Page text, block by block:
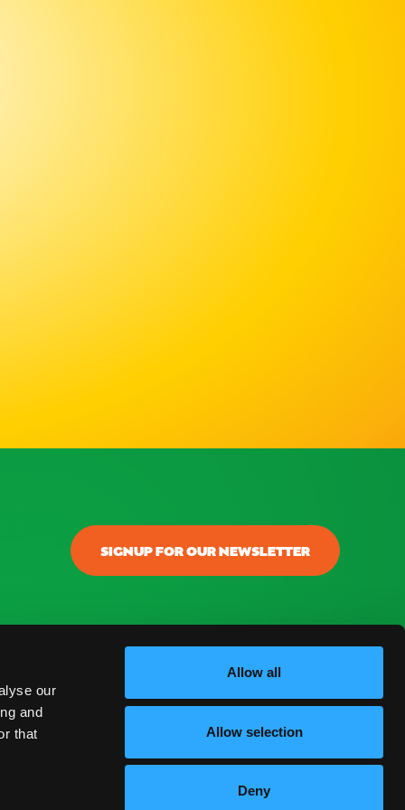
our
and
that
Allow all
Allow selection
Deny
SIGNUP FOR OUR NEWSLETTER
Frecuentes